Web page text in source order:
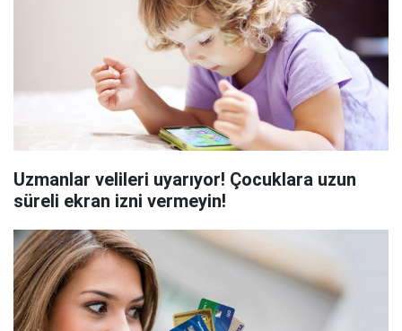
Uzmanlar velileri uyarıyor! Çocuklara uzun
süreli ekran izni vermeyin!